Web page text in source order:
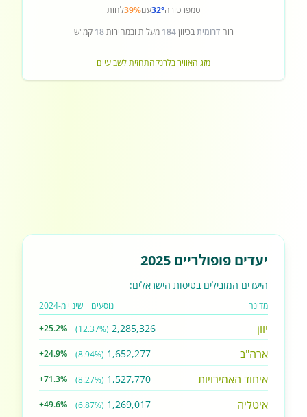
טמפרטורה32°עם39%לחות
רוחדרומיתבכיוון184 מעלות ובמהירות18 קמ"ש
מזג האוויר בלרנקהתחזית לשבועיים
יעדים פופולריים 2025
היעדים המובילים בטיסות הישראלים:
מדינה נוסעים שינוי מ-2024
יוון 2,285,326
(12.37%)
+25.2%
ארה"ב 1,652,277
(8.94%)
+24.9%
איחוד האמירויות 1,527,770
(8.27%)
+71.3%
איטליה 1,269,017
(6.87%)
+49.6%